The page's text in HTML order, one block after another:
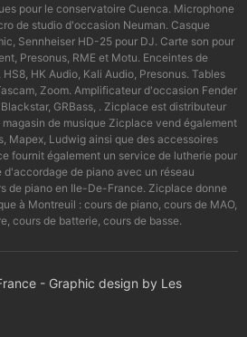
pour le conservatoire Cuenca. Microphone
de studio d'occasion Neuman. Casque
Sennheiser HD-25 pour DJ. Carte son pour
Presonus, RME et Motu. Enceintes de
HK Audio, Kali Audio, Presonus. Tables
Zoom. Amplificateur d'occasion Fender
GRBass, . Zicplace est distributeur
de musique Zicplace vend également
Mapex, Ludwig ainsi que des accessoires
fournit également un service de lutherie pour
de piano avec un réseau
de piano en Ile-De-France. Zicplace donne
à Montreuil : cours de piano, cours de MAO,
cours de batterie, cours de basse.
- Graphic design by Les